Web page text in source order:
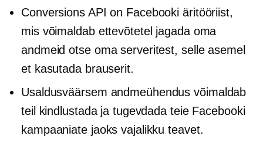
Conversions API on Facebooki äritööriist,
mis võimaldab ettevõtetel jagada oma
andmeid otse oma serveritest, selle asemel
et kasutada brauserit.
Usaldusväärsem andmeühendus võimaldab
teil kindlustada ja tugevdada teie Facebooki
kampaaniate jaoks vajalikku teavet.